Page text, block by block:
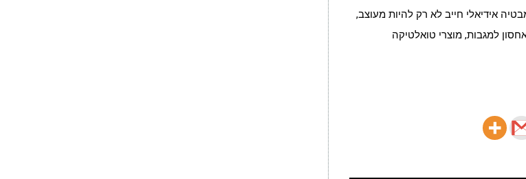
אידיאלי חייב לא רק להיות מעוצב,
למגבות, מוצרי טואלטיקה